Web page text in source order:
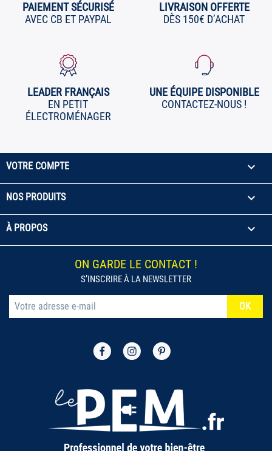
(1 avis)
PAIEMENT SÉCURISÉ
AVEC CB ET PAYPAL
LIVRAISON OFFERTE
DÈS 150€ D’ACHAT
LEADER FRANÇAIS
EN PETIT
ÉLECTROMÉNAGER
UNE ÉQUIPE DISPONIBLE
CONTACTEZ-NOUS !
VOTRE COMPTE 
NOS PRODUITS 
À PROPOS 
ON GARDE LE CONTACT !
S’INSCRIRE À LA NEWSLETTER